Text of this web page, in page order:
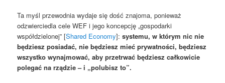
Ta myśl przewodnia wydaje się dość znajoma, ponieważ
odzwierciedla cele WEF i jego koncepcję „gospodarki
współdzielonej” [Shared Economy]:systemu, w którym nic nie
będziesz posiadać, nie będziesz mieć prywatności, będziesz
wszystko wynajmować, aby przetrwać będziesz całkowicie
polegać na rządzie–i „polubisz to”.